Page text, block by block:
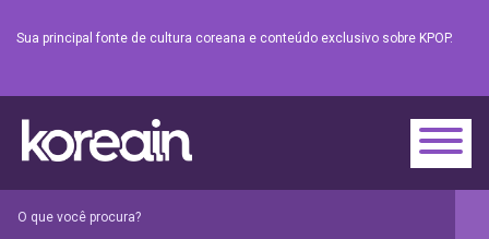
Sua principal fonte de cultura coreana e conteúdo exclusivo sobre KPOP.